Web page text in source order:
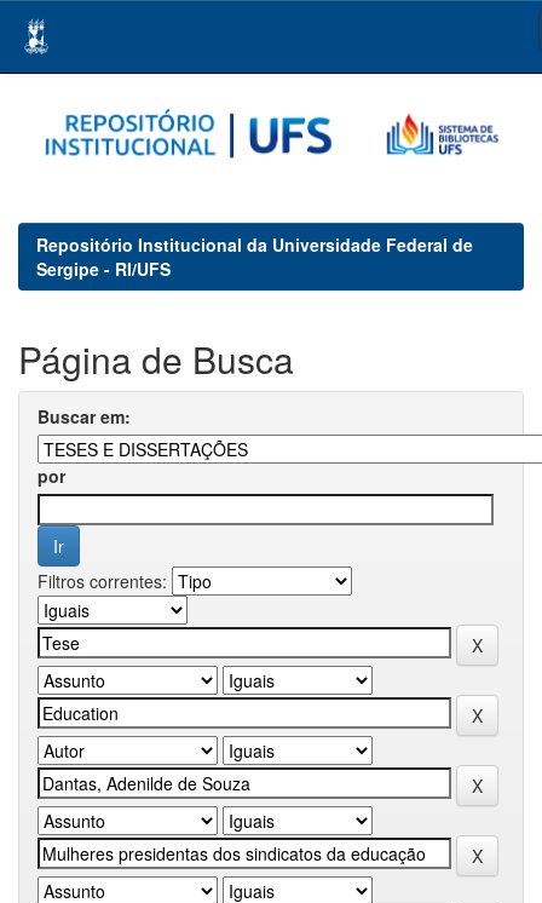
navigation
Repositório Institucional da Universidade Federal de
Sergipe - RI/UFS
Página de Busca
Buscar em:
por
Filtros correntes: